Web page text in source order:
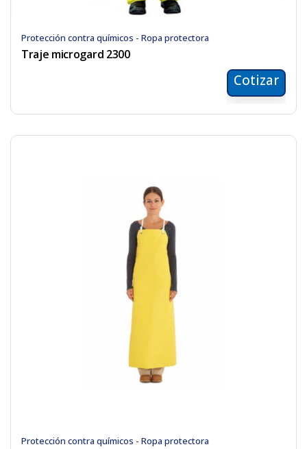
Protección contra químicos - Ropa protectora
Traje microgard 2300
Cotizar
Protección contra químicos - Ropa protectora